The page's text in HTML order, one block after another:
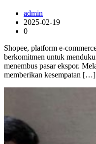
admin
2025-02-19
0
Shopee, platform e-
berkomitmen untuk
menembus pasar ekspor.
memberikan kesempatan […]